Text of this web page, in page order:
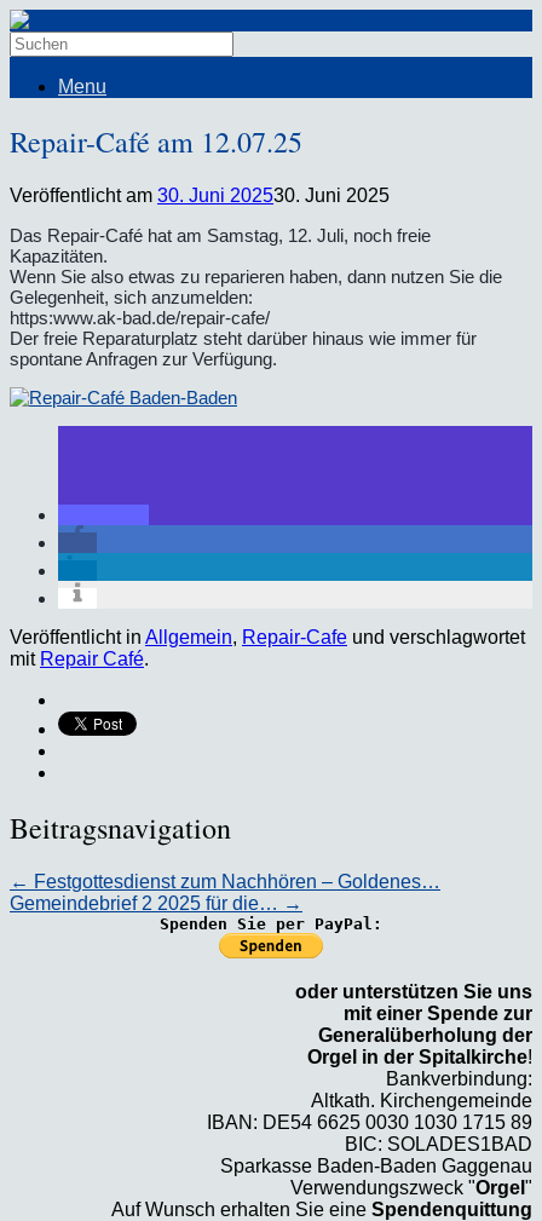
Menu
Repair-Café am 12.07.25
Veröffentlicht am 30. Juni 202530. Juni 2025
Das Repair-Café hat am Samstag, 12. Juli, noch freie
Kapazitäten.
Wenn Sie also etwas zu reparieren haben, dann nutzen Sie die
Gelegenheit, sich anzumelden:
https:www.ak-bad.de/repair-cafe/
Der freie Reparaturplatz steht darüber hinaus wie immer für
spontane Anfragen zur Verfügung.
Veröffentlicht in Allgemein, Repair-Cafe und verschlagwortet
mit Repair Café.
Beitragsnavigation
← Festgottesdienst zum Nachhören – Goldenes…
Gemeindebrief 2 2025 für die… →
Spenden Sie per PayPal:
oder unterstützen Sie uns
mit einer Spende zur
Generalüberholung der
Orgel in der Spitalkirche!
Bankverbindung:
Altkath. Kirchengemeinde
IBAN: DE54 6625 0030 1030 1715 89
BIC: SOLADES1BAD
Sparkasse Baden-Baden Gaggenau
Verwendungszweck "Orgel "
Auf Wunsch erhalten Sie eine Spendenquittung